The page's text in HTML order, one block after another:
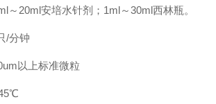
～20ml安培水针剂；1ml～30ml西林瓶。
/分钟
以上标准微粒